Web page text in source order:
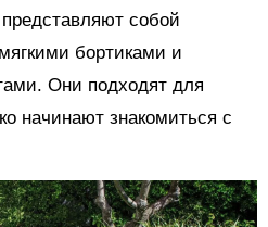
собой
бортиками и
Они подходят для
начинают знакомиться с